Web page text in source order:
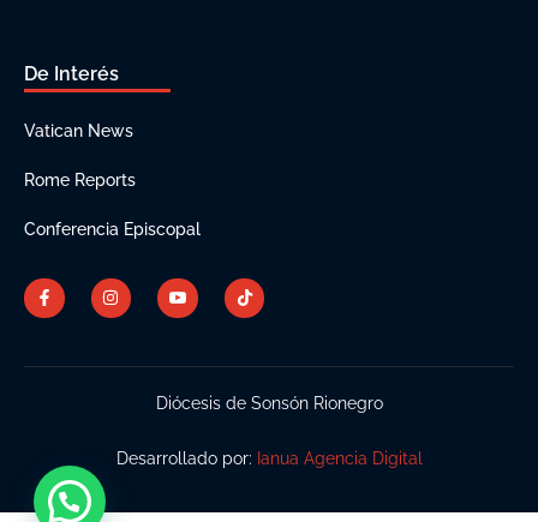
De Interés
Vatican News
Rome Reports
Conferencia Episcopal
Diócesis de Sonsón Rionegro
Desarrollado por: Ianua Agencia Digital